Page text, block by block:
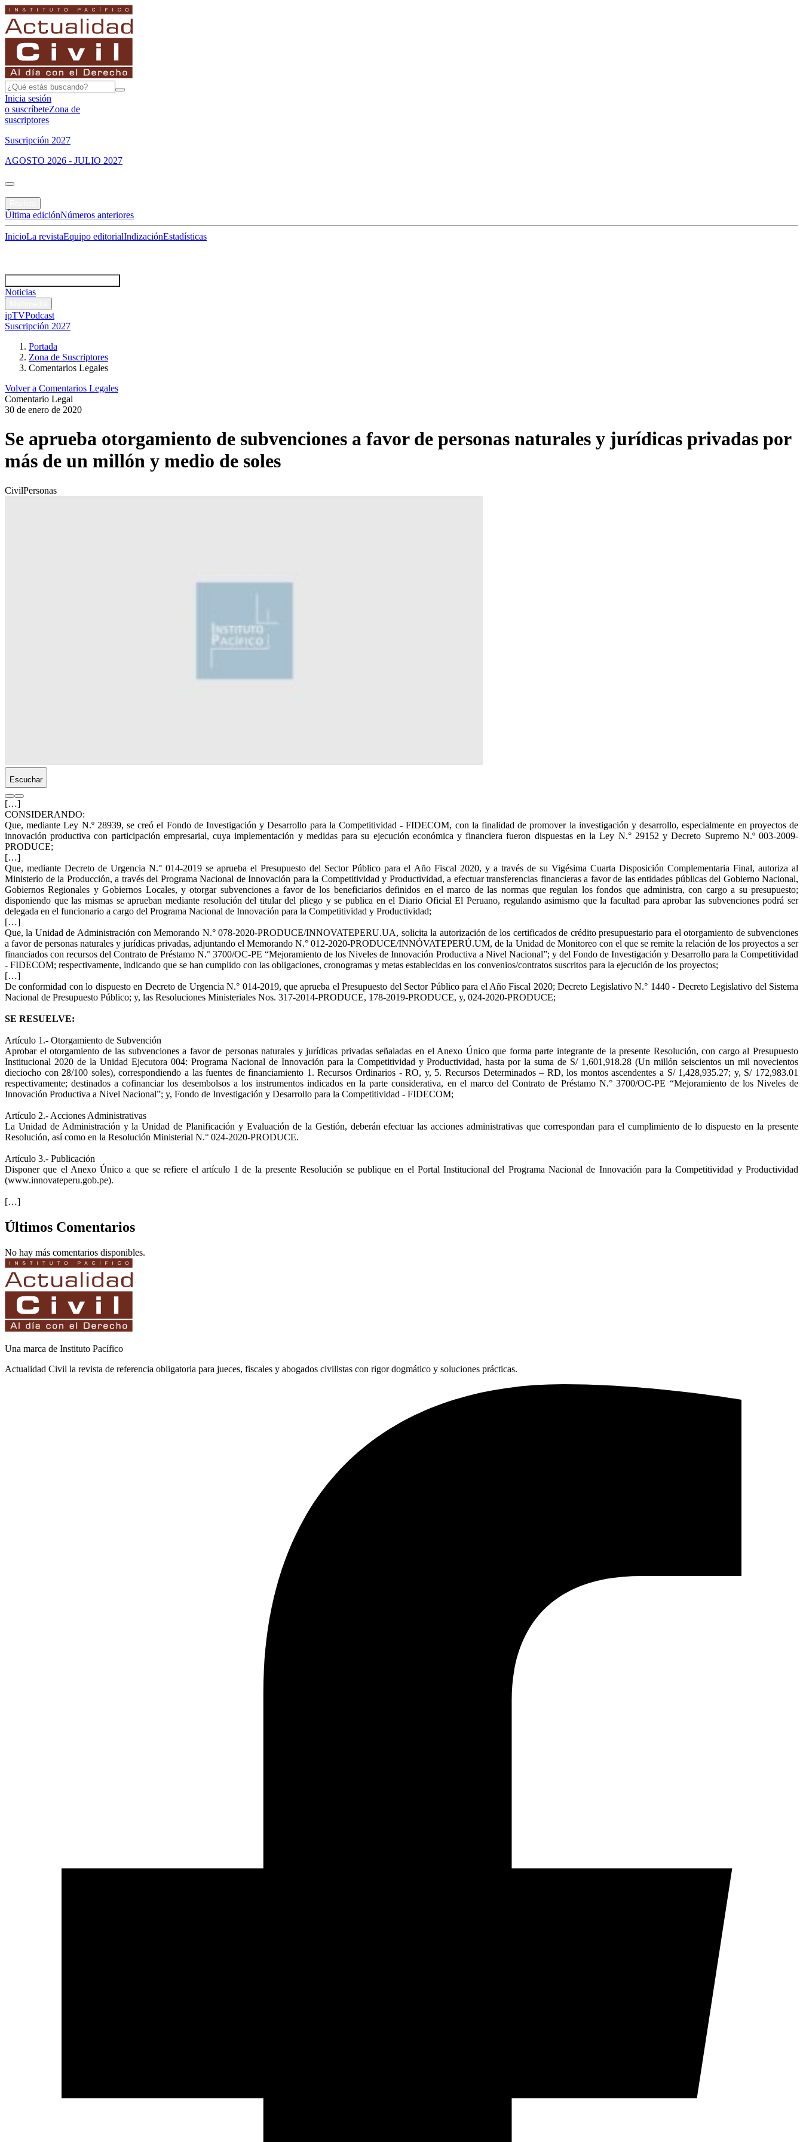
Inicia sesión
o suscríbeteZona de
suscriptores
Suscripción 2027
AGOSTO 2026 - JULIO 2027
Última ediciónNúmeros anteriores
InicioLa revistaEquipo editorialIndizaciónEstadísticas
Noticias
ipTVPodcast
Suscripción 2027
Portada
Zona de Suscriptores
Comentarios Legales
Volver a Comentarios Legales
Comentario Legal
30 de enero de 2020
Se aprueba otorgamiento de subvenciones a favor de personas naturales y jurídicas privadas por
más de un millón y medio de soles
CivilPersonas
Escuchar
[…]
CONSIDERANDO:
Que, mediante Ley N.º 28939, se creó el Fondo de Investigación y Desarrollo para la Competitividad - FIDECOM, con la finalidad de promover la investigación y desarrollo, especialmente en proyectos de
innovación productiva con participación empresarial, cuya implementación y medidas para su ejecución económica y financiera fueron dispuestas en la Ley N.° 29152 y Decreto Supremo N.º 003-2009-
PRODUCE;
[…]
Que, mediante Decreto de Urgencia N.° 014-2019 se aprueba el Presupuesto del Sector Público para el Año Fiscal 2020, y a través de su Vigésima Cuarta Disposición Complementaria Final, autoriza al
Ministerio de la Producción, a través del Programa Nacional de Innovación para la Competitividad y Productividad, a efectuar transferencias financieras a favor de las entidades públicas del Gobierno Nacional,
Gobiernos Regionales y Gobiernos Locales, y otorgar subvenciones a favor de los beneficiarios definidos en el marco de las normas que regulan los fondos que administra, con cargo a su presupuesto;
disponiendo que las mismas se aprueban mediante resolución del titular del pliego y se publica en el Diario Oficial El Peruano, regulando asimismo que la facultad para aprobar las subvenciones podrá ser
delegada en el funcionario a cargo del Programa Nacional de Innovación para la Competitividad y Productividad;
[…]
Que, la Unidad de Administración con Memorando N.° 078-2020-PRODUCE/INNOVATEPERU.UA, solicita la autorización de los certificados de crédito presupuestario para el otorgamiento de subvenciones
a favor de personas naturales y jurídicas privadas, adjuntando el Memorando N.° 012-2020-PRODUCE/INNÓVATEPERÚ.UM, de la Unidad de Monitoreo con el que se remite la relación de los proyectos a ser
financiados con recursos del Contrato de Préstamo N.° 3700/OC-PE “Mejoramiento de los Niveles de Innovación Productiva a Nivel Nacional”; y del Fondo de Investigación y Desarrollo para la Competitividad
- FIDECOM; respectivamente, indicando que se han cumplido con las obligaciones, cronogramas y metas establecidas en los convenios/contratos suscritos para la ejecución de los proyectos;
[…]
De conformidad con lo dispuesto en Decreto de Urgencia N.° 014-2019, que aprueba el Presupuesto del Sector Público para el Año Fiscal 2020; Decreto Legislativo N.° 1440 - Decreto Legislativo del Sistema
Nacional de Presupuesto Público; y, las Resoluciones Ministeriales Nos. 317-2014-PRODUCE, 178-2019-PRODUCE, y, 024-2020-PRODUCE;
SE RESUELVE:
Artículo 1.- Otorgamiento de Subvención
Aprobar el otorgamiento de las subvenciones a favor de personas naturales y jurídicas privadas señaladas en el Anexo Único que forma parte integrante de la presente Resolución, con cargo al Presupuesto
Institucional 2020 de la Unidad Ejecutora 004: Programa Nacional de Innovación para la Competitividad y Productividad, hasta por la suma de S/ 1,601,918.28 (Un millón seiscientos un mil novecientos
dieciocho con 28/100 soles), correspondiendo a las fuentes de financiamiento 1. Recursos Ordinarios - RO, y, 5. Recursos Determinados – RD, los montos ascendentes a S/ 1,428,935.27; y, S/ 172,983.01
respectivamente; destinados a cofinanciar los desembolsos a los instrumentos indicados en la parte considerativa, en el marco del Contrato de Préstamo N.° 3700/OC-PE “Mejoramiento de los Niveles de
Innovación Productiva a Nivel Nacional”; y, Fondo de Investigación y Desarrollo para la Competitividad - FIDECOM;
Artículo 2.- Acciones Administrativas
La Unidad de Administración y la Unidad de Planificación y Evaluación de la Gestión, deberán efectuar las acciones administrativas que correspondan para el cumplimiento de lo dispuesto en la presente
Resolución, así como en la Resolución Ministerial N.° 024-2020-PRODUCE.
Artículo 3.- Publicación
Disponer que el Anexo Único a que se refiere el artículo 1 de la presente Resolución se publique en el Portal Institucional del Programa Nacional de Innovación para la Competitividad y Productividad
(www.innovateperu.gob.pe).
[…]
Últimos Comentarios
No hay más comentarios disponibles.
Una marca de Instituto Pacífico
Actualidad Civil la revista de referencia obligatoria para jueces, fiscales y abogados civilistas con rigor dogmático y soluciones prácticas.